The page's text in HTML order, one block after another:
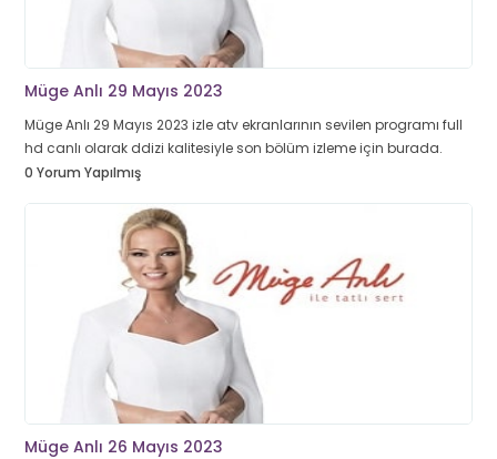
Müge Anlı 29 Mayıs 2023
Müge Anlı 29 Mayıs 2023 izle atv ekranlarının sevilen programı full
hd canlı olarak ddizi kalitesiyle son bölüm izleme için burada.
0 Yorum Yapılmış
Müge Anlı 26 Mayıs 2023